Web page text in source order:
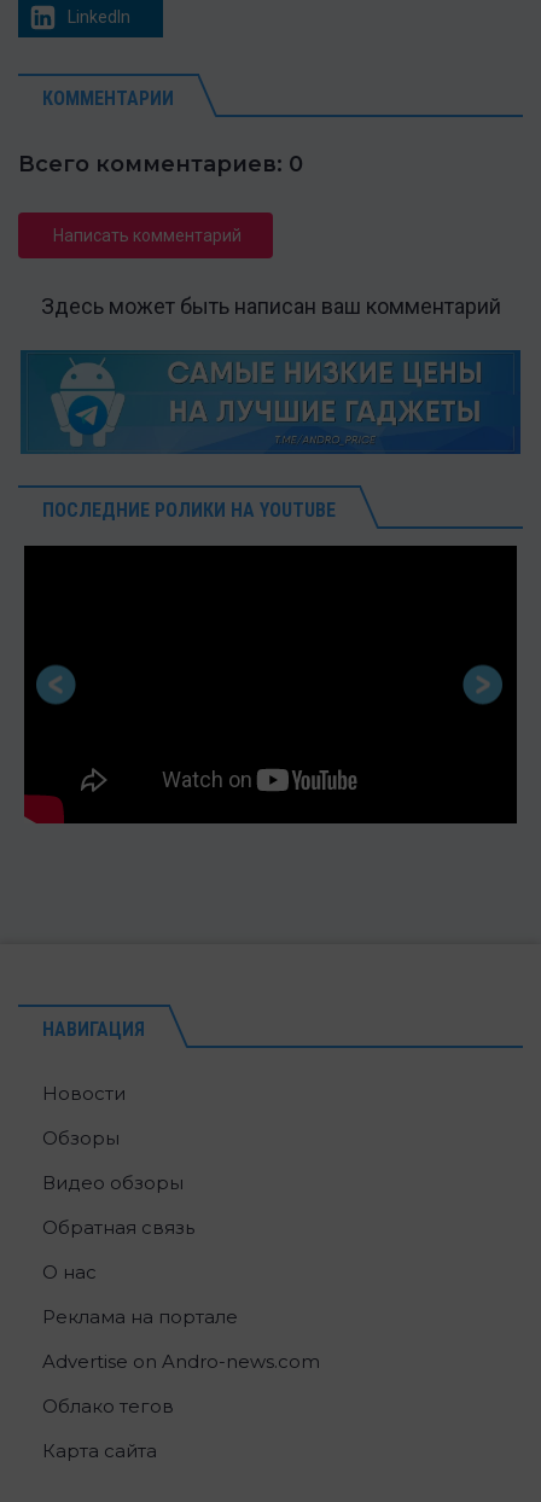
LinkedIn
КОММЕНТАРИИ
Всего комментариев: 0
Написать комментарий
Здесь может быть написан ваш комментарий
ПОСЛЕДНИЕ РОЛИКИ НА YOUTUBE
НАВИГАЦИЯ
Новости
Обзоры
Видео обзоры
Обратная связь
О нас
Реклама на портале
Advertise on Andro-news.com
Облако тегов
Карта сайта